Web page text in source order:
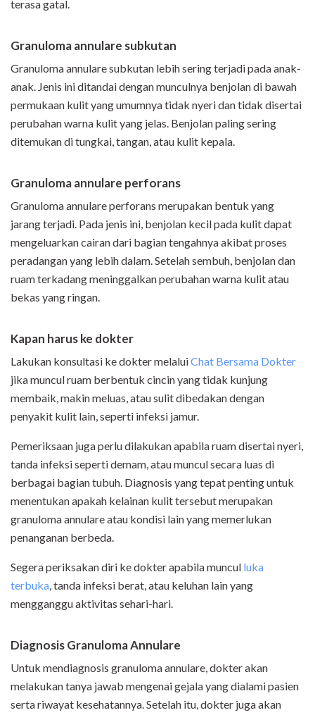
terasa gatal.
Granuloma annulare subkutan
Granuloma annulare subkutan lebih sering terjadi pada anak-
anak. Jenis ini ditandai dengan munculnya benjolan di bawah
permukaan kulit yang umumnya tidak nyeri dan tidak disertai
perubahan warna kulit yang jelas. Benjolan paling sering
ditemukan di tungkai, tangan, atau kulit kepala.
Granuloma annulare perforans
Granuloma annulare perforans merupakan bentuk yang
jarang terjadi. Pada jenis ini, benjolan kecil pada kulit dapat
mengeluarkan cairan dari bagian tengahnya akibat proses
peradangan yang lebih dalam. Setelah sembuh, benjolan dan
ruam terkadang meninggalkan perubahan warna kulit atau
bekas yang ringan.
Kapan harus ke dokter
Lakukan konsultasi ke dokter melaluiChat Bersama Dokter
jika muncul ruam berbentuk cincin yang tidak kunjung
membaik, makin meluas, atau sulit dibedakan dengan
penyakit kulit lain, seperti infeksi jamur.
Pemeriksaan juga perlu dilakukan apabila ruam disertai nyeri,
tanda infeksi seperti demam, atau muncul secara luas di
berbagai bagian tubuh. Diagnosis yang tepat penting untuk
menentukan apakah kelainan kulit tersebut merupakan
granuloma annulare atau kondisi lain yang memerlukan
penanganan berbeda.
Segera periksakan diri ke dokter apabila muncul luka
terbuka, tanda infeksi berat, atau keluhan lain yang
mengganggu aktivitas sehari-hari.
Diagnosis Granuloma Annulare
Untuk mendiagnosis granuloma annulare, dokter akan
melakukan tanya jawab mengenai gejala yang dialami pasien
serta riwayat kesehatannya. Setelah itu, dokter juga akan